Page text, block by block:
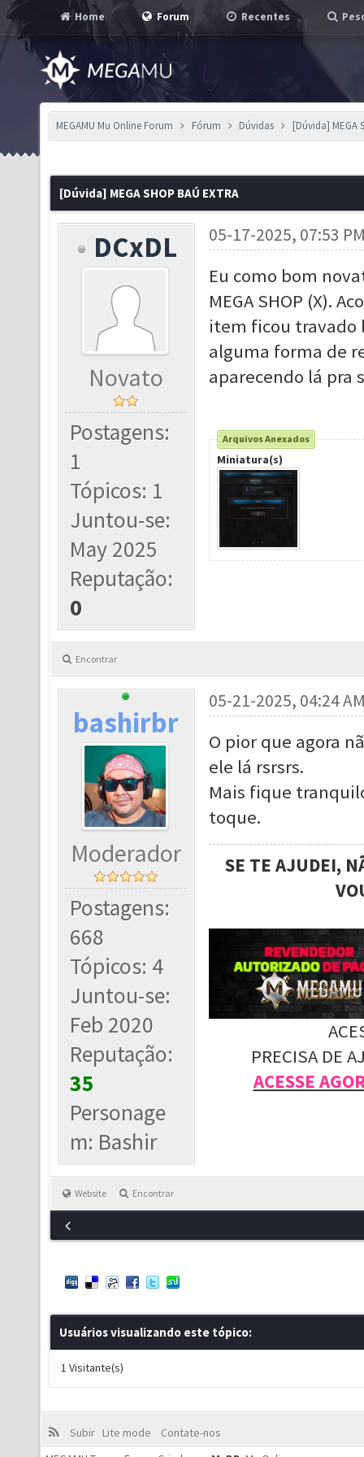
Home Forum Recentes
MEGAMU Mu Online Forum Fórum Dúvidas [Dúvida] MEGA
[Dúvida] MEGA SHOP BAÚ EXTRA
DCxDL
Novato
Postagens:
1
Tópicos: 1
Juntou-se:
May 2025
Reputação:
0
05-17-2025, 07:53
Eu como bom
MEGA SHOP (X).
item ficou travado
alguma forma de
aparecendo lá pra
Arquivos Anexados
Miniatura(s)
Encontrar
bashirbr
Moderador
Postagens:
668
Tópicos: 4
Juntou-se:
Feb 2020
Reputação:
35
Personage
m: Bashir
05-21-2025, 04:24
O pior que agora
ele lá rsrsrs.
Mais fique
toque.
SE TE AJUDEI,
PRECISA DE
ACESSE
Website Encontrar
Usuários visualizando este tópico:
1 Visitante(s)
Subir Lite mode
Contate-nos